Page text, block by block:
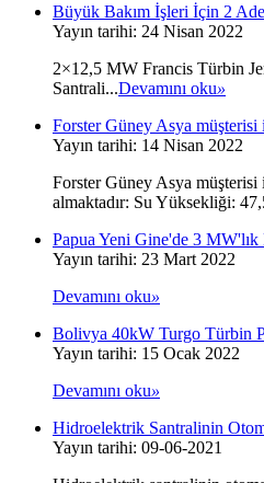
Büyük Bakım İşleri İçin 2
Yayın tarihi: 24 Nisan 2022
2×12,5 MW Francis Türbin
Santrali...Devamını oku»
Forster Güney Asya müşterisi
Yayın tarihi: 14 Nisan 2022
Forster Güney Asya müşterisi
almaktadır: Su Yüksekliği:
Papua Yeni Gine'de 3
Yayın tarihi: 23 Mart 2022
Devamını oku»
Bolivya 40kW Turgo Türbin
Yayın tarihi: 15 Ocak 2022
Devamını oku»
Hidroelektrik Santralinin
Yayın tarihi: 09-06-2021